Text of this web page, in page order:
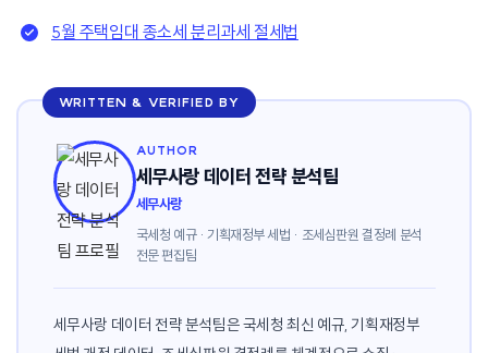
5월 주택임대 종소세 분리과세 절세법
WRITTEN & VERIFIED BY
AUTHOR
세무사랑 데이터 전략 분석팀
세무사랑
국세청 예규 · 기획재정부 세법 · 조세심판원 결정례 분석
전문 편집팀
세무사랑 데이터 전략 분석팀은 국세청 최신 예규, 기획재정부